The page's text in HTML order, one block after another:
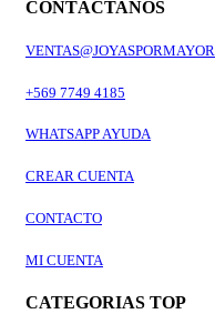
CONTÁCTANOS
+569 7749 4185
WHATSAPP AYUDA
CREAR CUENTA
CONTACTO
MI CUENTA
CATEGORIAS TOP